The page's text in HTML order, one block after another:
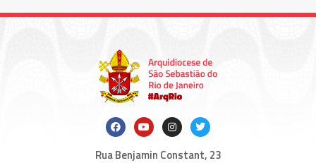
Rua Benjamin Constant, 23